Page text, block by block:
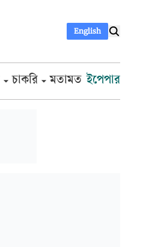
English
চাকরি মতামত ইপেপার